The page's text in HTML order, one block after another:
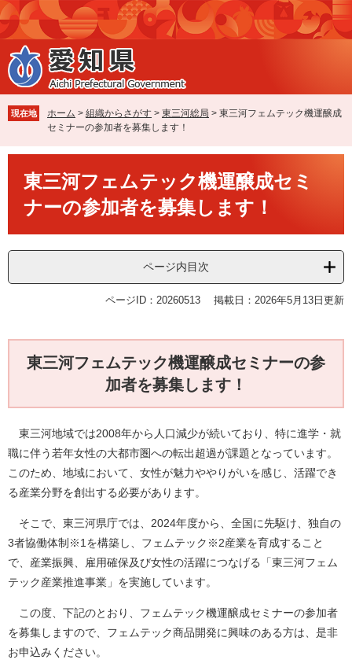
ペ
ー
ジ
の
先
で
す
メ
ニ
ュ
ー
を
ば
し
本
現在地 ホーム > 組織からさがす > 東三河総局 > 東三河フェムテック機運醸成
セミナーの参加者を募集します！
東三河フェムテック機運醸成セミ
ナーの参加者を募集します！
ページ内目次
ページID：20260513 掲載日：2026年5月13日更新
東三河フェムテック機運醸成セミナーの参
加者を募集します！
東三河地域では2008年から人口減少が続いており、特に進学・就
職に伴う若年女性の大都市圏への転出超過が課題となっています。
このため、地域において、女性が魅力ややりがいを感じ、活躍でき
る産業分野を創出する必要があります。
そこで、東三河県庁では、2024年度から、全国に先駆け、独自の
3者協働体制※1を構築し、フェムテック※2産業を育成すること
で、産業振興、雇用確保及び女性の活躍につなげる「東三河フェム
テック産業推進事業」を実施しています。
この度、下記のとおり、フェムテック機運醸成セミナーの参加者
を募集しますので、フェムテック商品開発に興味のある方は、是非
お申込みください。